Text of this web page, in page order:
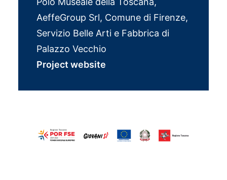
AeffeGroup Srl, Comune di Firenze,
Servizio Belle Arti e Fabbrica di
Palazzo Vecchio
Project website